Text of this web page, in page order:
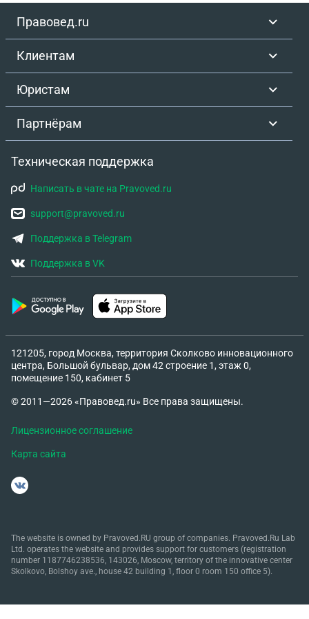
справедливого решения!
Правовед.ru
Клиентам
Юристам
Партнёрам
Техническая поддержка
Написать в чате на Pravoved.ru
support@pravoved.ru
Поддержка в Telegram
Поддержка в VK
121205, город Москва, территория Сколково инновационного
центра, Большой бульвар, дом 42 строение 1, этаж 0,
помещение 150, кабинет 5
© 2011—2026 «Правовед.ru» Все права защищены.
Лицензионное соглашение
Карта сайта
The website is owned by Pravoved.RU group of companies. Pravoved.Ru Lab
Ltd. operates the website and provides support for customers (registration
number 1187746238536, 143026, Moscow, territory of the innovative center
Skolkovo, Bolshoy ave., house 42 building 1, floor 0 room 150 office 5).